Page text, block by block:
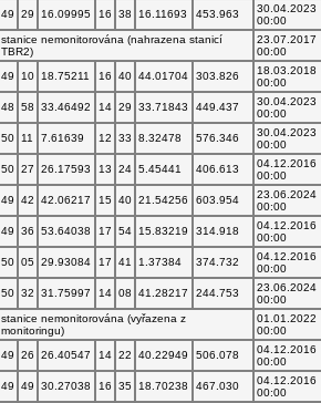
49 29 16.09995 16 38 16.11693 453.963
30.04.2023
00:00
stanice nemonitorována (nahrazena stanicí
TBR2)
23.07.2017
00:00
49 10 18.75211 16 40 44.01704 303.826
18.03.2018
00:00
48 58 33.46492 14 29 33.71843 449.437
30.04.2023
00:00
50 11 7.61639 12 33 8.32478 576.346
30.04.2023
00:00
50 27 26.17593 13 24 5.45441 406.613
04.12.2016
00:00
49 42 42.06217 15 40 21.54256 603.954
23.06.2024
00:00
49 36 53.64038 17 54 15.83219 314.918
04.12.2016
00:00
50 05 29.93084 17 41 1.37384 374.732
04.12.2016
00:00
50 32 31.75997 14 08 41.28217 244.753
23.06.2024
00:00
stanice nemonitorována (vyřazena z
monitoringu)
01.01.2022
00:00
49 26 26.40547 14 22 40.22949 506.078
04.12.2016
00:00
49 49 30.27038 16 35 18.70238 467.030
04.12.2016
00:00